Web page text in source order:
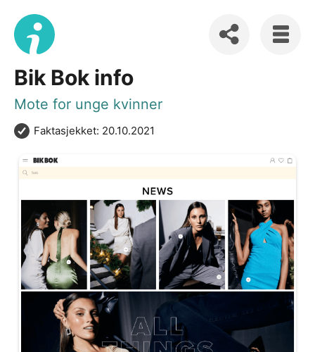
Bik Bok info
Mote for unge kvinner
Faktasjekket: 20.10.2021